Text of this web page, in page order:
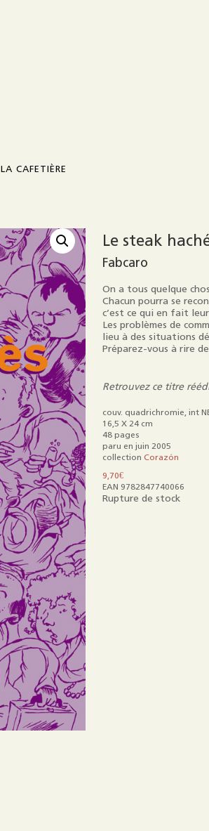
LA CAFETIÈRE
Présentation
Contact
Diffusion / distribution
Mentions légales
Le steak
Fabcaro
On a tous quelque
Chacun pourra se
c’est ce qui en fait
Les problèmes de
lieu à des situations
Préparez-vous à rire de
Retrouvez ce titre
couv. quadrichromie, int
16,5 X 24 cm
48 pages
paru en juin 2005
collection Corazón
9,70€
EAN 9782847740066
Rupture de stock